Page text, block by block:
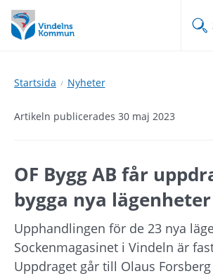
Hoppa
till
innehåll
Hoppa
till
undermeny
Startsida Nyheter
Artikeln publicerades 30 maj 2023
OF Bygg AB får
bygga nya
Upphandlingen för de 23 nya
Sockenmagasinet i Vindeln är
Uppdraget går till Olaus